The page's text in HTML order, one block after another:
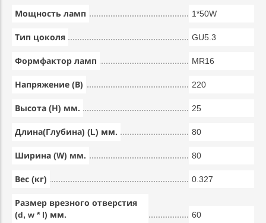
Мощность ламп 1*50W
Тип цоколя GU5.3
Формфактор ламп MR16
Напряжение (В) 220
Высота (Н) мм. 25
Длина(Глубина) (L) мм. 80
Ширина (W) мм. 80
Вес (кг) 0.327
Размер врезного отверстия
(d, w * l) мм.
60